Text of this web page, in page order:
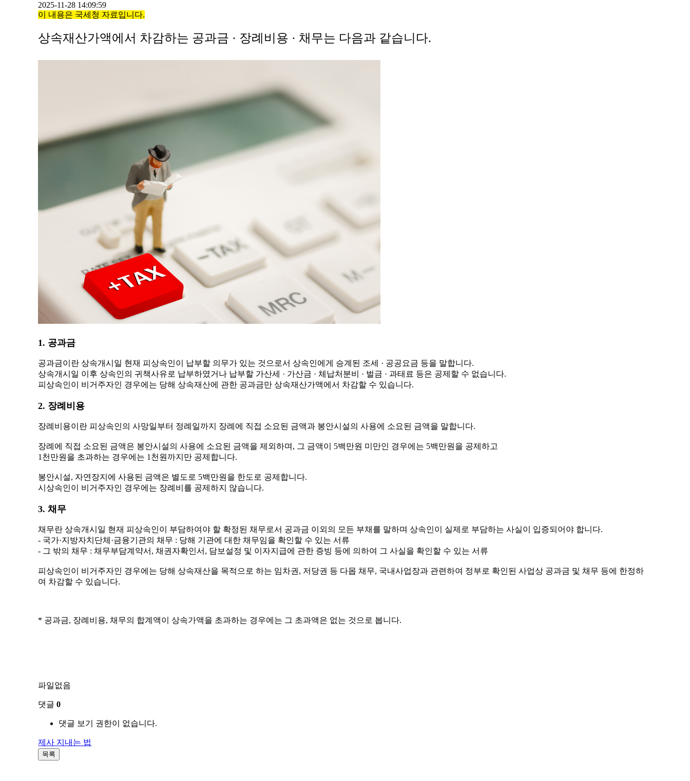
2025-11-28 14:09:59
이 내용은 국세청 자료입니다.
상속재산가액에서 차감하는 공과금 · 장례비용 · 채무는 다음과 같습니다.
1. 공과금
공과금이란 상속개시일 현재 피상속인이 납부할 의무가 있는 것으로서 상속인에게 승계된 조세 · 공공요금 등을 말합니다.
상속개시일 이후 상속인의 귀책사유로 납부하였거나 납부할 가산세 · 가산금 · 체납처분비 · 벌금 · 과태료 등은 공제할 수 없습니다.
피상속인이 비거주자인 경우에는 당해 상속재산에 관한 공과금만 상속재산가액에서 차감할 수 있습니다.
2. 장례비용
장례비용이란 피상속인의 사망일부터 정례일까지 장례에 직접 소요된 금액과 봉안시설의 사용에 소요된 금액을 말합니다.
장례에 직접 소요된 금액은 봉안시설의 사용에 소요된 금액을 제외하며, 그 금액이 5백만원 미만인 경우에는 5백만원을 공제하고
1천만원을 초과하는 경우에는 1천원까지만 공제합니다.
봉안시설, 자연장지에 사용된 금액은 별도로 5백만원을 한도로 공제합니다.
시상속인이 비거주자인 경우에는 장례비를 공제하지 않습니다.
3. 채무
채무란 상속개시일 현재 피상속인이 부담하여야 할 확정된 채무로서 공과금 이외의 모든 부채를 말하며 상속인이 실제로 부담하는 사실이 입증되어야 합니다.
- 국가·지방자치단체·금융기관의 채무 : 당해 기관에 대한 채무임을 확인할 수 있는 서류
- 그 밖의 채무 : 채무부담계약서, 채권자확인서, 담보설정 및 이자지급에 관한 증빙 등에 의하여 그 사실을 확인할 수 있는 서류
피상속인이 비거주자인 경우에는 당해 상속재산을 목적으로 하는 임차권, 저당권 등 다몹 채무, 국내사업장과 관련하여 정부로 확인된 사업상 공과금 및 채무 등에 한정하
여 차감할 수 있습니다.
* 공과금, 장례비용, 채무의 합계액이 상속가액을 초과하는 경우에는 그 초과액은 없는 것으로 봅니다.
파일없음
댓글0
댓글 보기 권한이 없습니다.
제사 지내는 법